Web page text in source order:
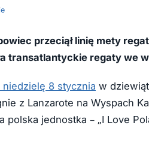
przeciął linię mety
transatlantyckie regaty we
niedzielę 8 stycznia w
z Lanzarote na Wyspach
polska jednostka – „I Love